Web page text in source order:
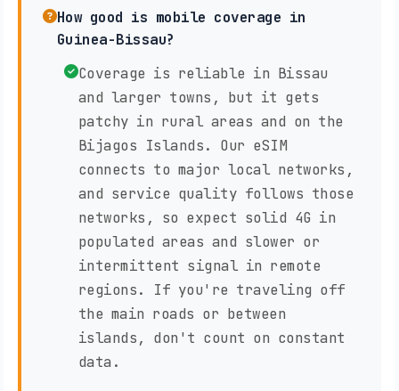
How good is mobile coverage in
Guinea-Bissau?
Coverage is reliable in Bissau
and larger towns, but it gets
patchy in rural areas and on the
Bijagos Islands. Our eSIM
connects to major local networks,
and service quality follows those
networks, so expect solid 4G in
populated areas and slower or
intermittent signal in remote
regions. If you're traveling off
the main roads or between
islands, don't count on constant
data.